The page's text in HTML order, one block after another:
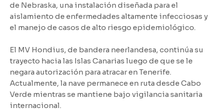
de Nebraska, una instalación diseñada para el
aislamiento de enfermedades altamente infecciosas y
el manejo de casos de alto riesgo epidemiológico.
El MV Hondius, de bandera neerlandesa, continúa su
trayecto hacia las Islas Canarias luego de que se le
negara autorización para atracar en Tenerife.
Actualmente, la nave permanece en ruta desde Cabo
Verde mientras se mantiene bajo vigilancia sanitaria
internacional.